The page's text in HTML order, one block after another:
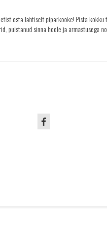
osta lahtiselt piparkooke! Pista
puistanud sinna hoole ja armastusega